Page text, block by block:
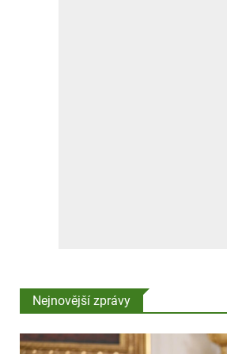
Nejnovější zprávy